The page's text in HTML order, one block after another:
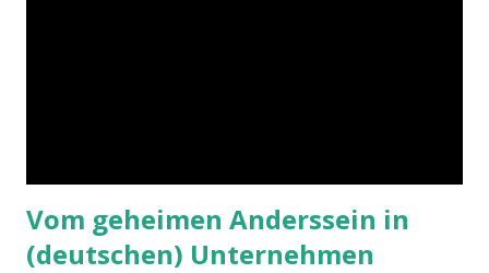
Vom geheimen Anderssein in
(deutschen) Unternehmen